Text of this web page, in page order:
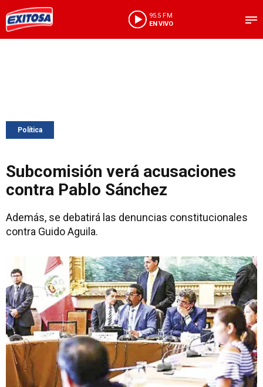
95.5 FM
EN VIVO
Política
Subcomisión verá acusaciones
contra Pablo Sánchez
Además, se debatirá las denuncias constitucionales
contra Guido Aguila.